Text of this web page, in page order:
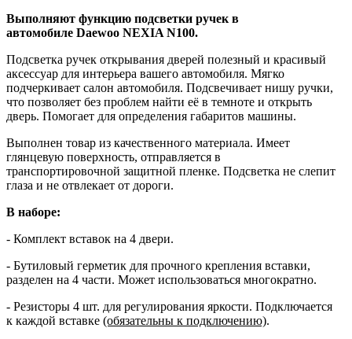
Выполняют функцию подсветки ручек в
автомобиле Daewoo NEXIA N100.
Подсветка ручек открывания дверей полезный и красивый
аксессуар для интерьера вашего автомобиля. Мягко
подчеркивает салон автомобиля. Подсвечивает нишу ручки,
что позволяет без проблем найти её в темноте и открыть
дверь. Помогает для определения габаритов машины.
Выполнен товар из качественного материала. Имеет
глянцевую поверхность, отправляется в
транспортировочной защитной пленке. Подсветка не слепит
глаза и не отвлекает от дороги.
В наборе:
- Комплект вставок на 4 двери.
- Бутиловый герметик для прочного крепления вставки,
разделен на 4 части. Может использоваться многократно.
- Резисторы 4 шт. для регулирования яркости. Подключается
к каждой вставке (обязательны к подключению).